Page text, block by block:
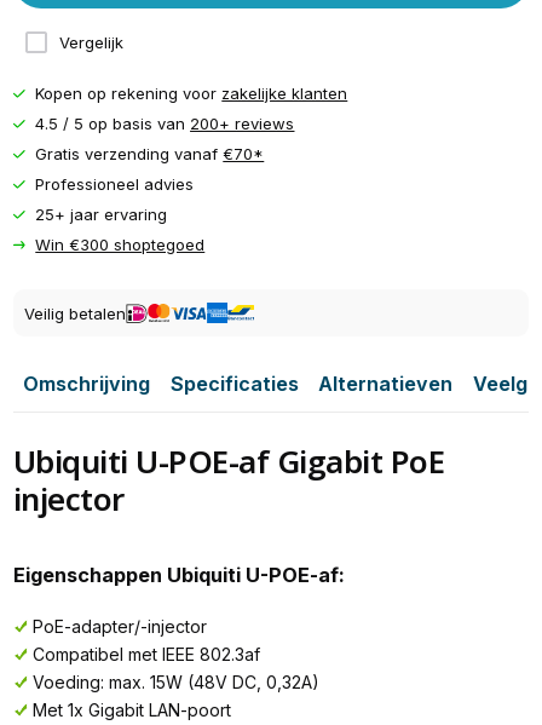
Vergelijk
Kopen op rekening voor zakelijke klanten
4.5 / 5 op basis van 200+ reviews
Gratis verzending vanaf€70*
Professioneel advies
25+ jaar ervaring
Win €300 shoptegoed
Veilig betalen
Omschrijving Specificaties Alternatieven
Ubiquiti U-POE-af Gigabit PoE
injector
Eigenschappen Ubiquiti U-POE-af:
PoE-adapter/-injector
Compatibel met IEEE 802.3af
Voeding: max. 15W (48V DC, 0,32A)
Met 1x Gigabit LAN-poort